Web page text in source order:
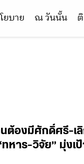
ยบาย ณ วันนั้น
ต้องมีศักดิ์ศรี-เ
าร-วิจัย” มุ่งเป้